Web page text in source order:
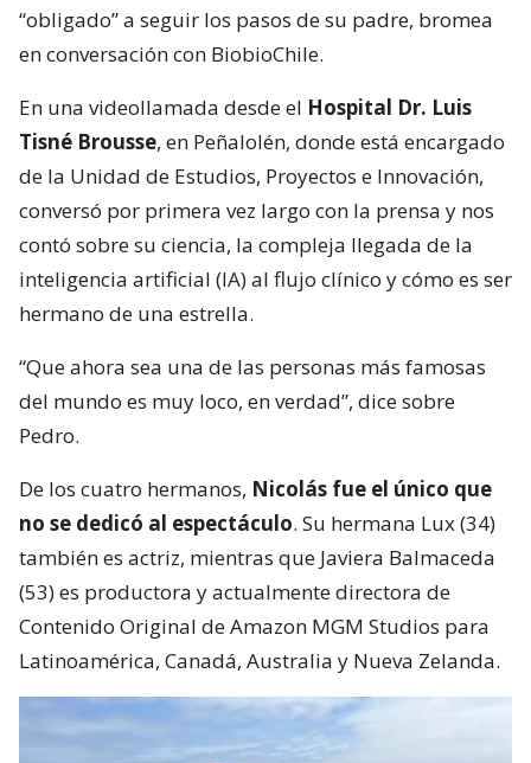
“obligado” a seguir los pasos de su padre, bromea
en conversación con BiobioChile.
En una videollamada desde el Hospital Dr. Luis
Tisné Brousse, en Peñalolén, donde está encargado
de la Unidad de Estudios, Proyectos e Innovación,
conversó por primera vez largo con la prensa y nos
contó sobre su ciencia, la compleja llegada de la
inteligencia artificial (IA) al flujo clínico y cómo es ser
hermano de una estrella.
“Que ahora sea una de las personas más famosas
del mundo es muy loco, en verdad”, dice sobre
Pedro.
De los cuatro hermanos, Nicolás fue el único que
no se dedicó al espectáculo. Su hermana Lux (34)
también es actriz, mientras que Javiera Balmaceda
(53) es productora y actualmente directora de
Contenido Original de Amazon MGM Studios para
Latinoamérica, Canadá, Australia y Nueva Zelanda.